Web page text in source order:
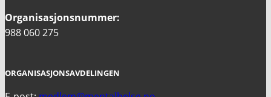
Organisasjonsnummer:
988 060 275
ORGANISASJONSAVDELINGEN